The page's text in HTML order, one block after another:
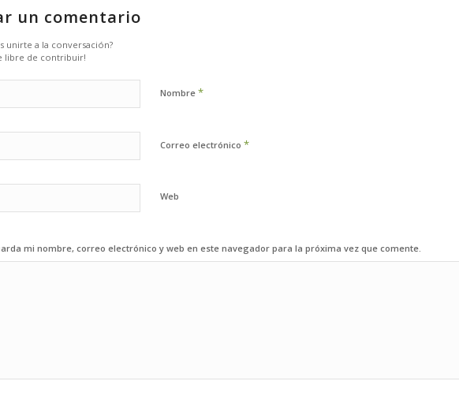
un comentario
unirte a la conversación?
libre de contribuir!
Nombre *
Correo electrónico *
Web
mi nombre, correo electrónico y web en este navegador para la próxima vez que comente.